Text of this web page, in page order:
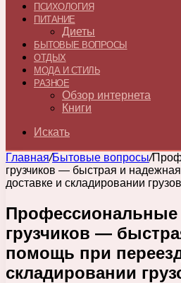
ПСИХОЛОГИЯ
ПИТАНИЕ
Диеты
БЫТОВЫЕ ВОПРОСЫ
ОТДЫХ
МОДА И СТИЛЬ
РАЗНОЕ
Обзор интернета
Книги
Искать
Главная/Бытовые вопросы/
грузчиков — быстрая и
доставке и складировании грузов
Профессиональные
грузчиков —
помощь при
складировании